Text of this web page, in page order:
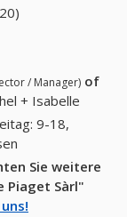
/ Manager) of
+ Isabelle
9-18,
Sie weitere
Piaget Sàrl"